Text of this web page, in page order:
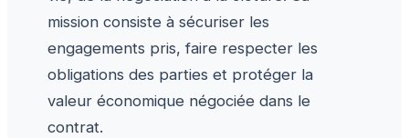
mission consiste à sécuriser les
engagements pris, faire respecter les
obligations des parties et protéger la
valeur économique négociée dans le
contrat.